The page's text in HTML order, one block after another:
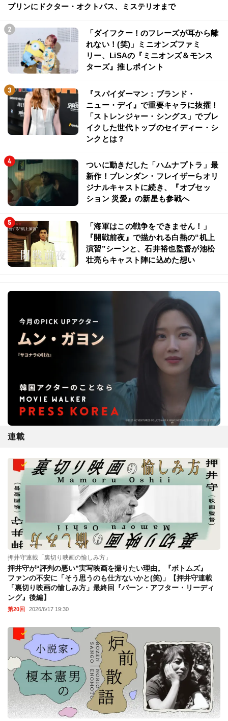
ブリンにドクター・オクトパス、ミステリオまで
「ダイフクー！のフレーズが耳から離
れない！(笑)」ミニオンズファミ
リー、LiSAの『ミニオンズ＆モンス
ターズ』推しポイント
『スパイダーマン：ブランド・
ニュー・デイ』で重要キャラに抜擢！
「ストレンジャー・シングス」でブレ
イクした世代トップのセイディー・シ
ンクとは？
ついに動きだした「ハムナプトラ」最
新作！ブレンダン・フレイザーらオリ
ジナルキャストに続き、『オブセッ
ション 災愛』の新星も参戦へ
「海軍はこの戦争をできません！」
『開戦前夜』で描かれる白熱の“机上
演習”シーンと、石井裕也監督が池松
壮亮らキャスト陣に込めた想い
連載
押井守連載「裏切り映画の愉しみ方」
押井守が“評判の悪い”実写映画を撮りたい理由。『ボトムズ』
ファンの不安に「そう思うのも仕方ないかと(笑)」【押井守連載
「裏切り映画の愉しみ方」最終回『バーン・アフター・リーディ
ング』後編】
第20回 2026/6/17 19:30